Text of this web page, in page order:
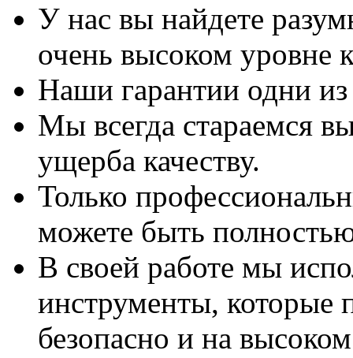
У нас вы найдете
очень высоком уровне
Наши гарантии одни
Мы всегда стараемся
ущерба качеству.
Только
можете быть
В своей работе мы
инструменты, которые
безопасно и на